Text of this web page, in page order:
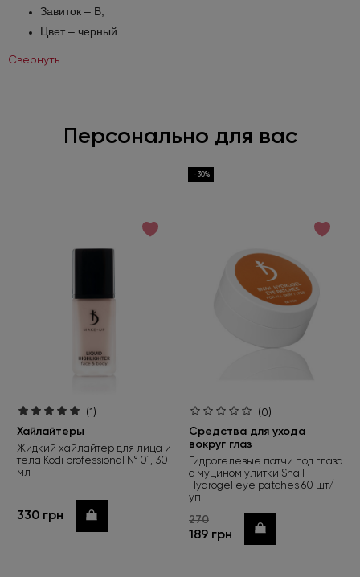
Завиток – В;
Цвет – черный.
Свернуть
Персонально для вас
(1)
Хайлайтеры
Жидкий хайлайтер для лица и
тела Kodi professional № 01, 30
мл
330 грн Купить
-30%
(0)
Средства для ухода
вокруг глаз
Гидрогелевые патчи под глаза
с муцином улитки Snail
Hydrogel eye patches 60 шт/
уп
270
189 грн Купить